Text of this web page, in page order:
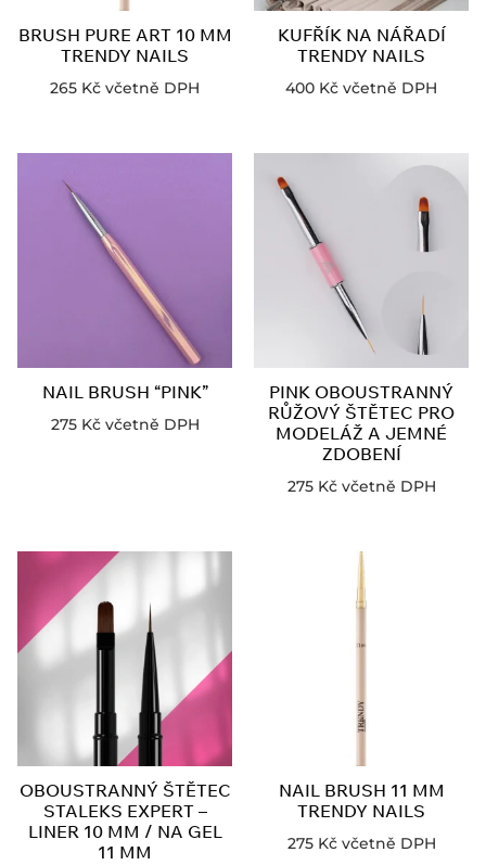
BRUSH PURE ART 10 MM
TRENDY NAILS
265 Kč včetně DPH
KUFŘÍK NA NÁŘADÍ
TRENDY NAILS
400 Kč včetně DPH
NAIL BRUSH “PINK”
275 Kč včetně DPH
PINK OBOUSTRANNÝ
RŮŽOVÝ ŠTĚTEC PRO
MODELÁŽ A JEMNÉ
ZDOBENÍ
275 Kč včetně DPH
OBOUSTRANNÝ ŠTĚTEC
STALEKS EXPERT –
LINER 10 MM / NA GEL
11 MM
NAIL BRUSH 11 MM
TRENDY NAILS
275 Kč včetně DPH